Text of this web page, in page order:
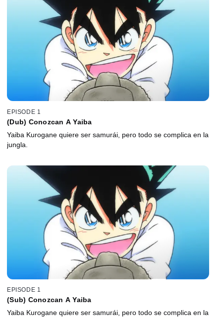
EPISODE 1
(Dub) Conozcan A Yaiba
Yaiba Kurogane quiere ser samurái, pero todo se complica en la
jungla.
EPISODE 1
(Sub) Conozcan A Yaiba
Yaiba Kurogane quiere ser samurái, pero todo se complica en la